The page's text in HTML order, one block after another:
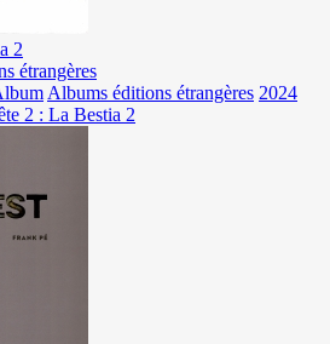
2
étrangères
Albums éditions étrangères 2024
2 : La Bestia 2